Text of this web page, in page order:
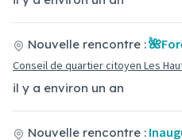
il y a environ un an
Nouvelle rencontre :
Conseil de quartier citoyen Les
Nouvelle rencontre :